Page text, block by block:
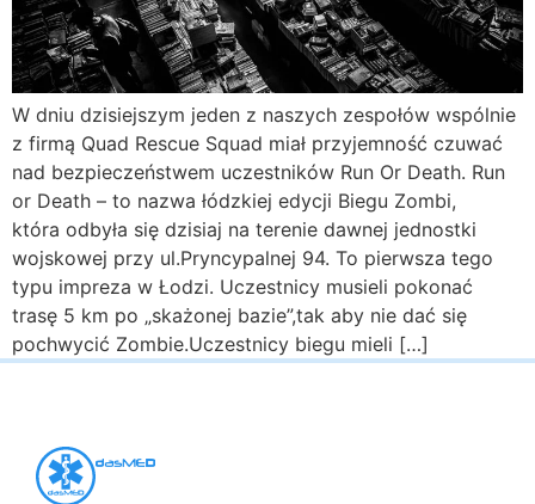
W dniu dzisiejszym jeden z naszych zespołów wspólnie
z firmą Quad Rescue Squad miał przyjemność czuwać
nad bezpieczeństwem uczestników Run Or Death. Run
or Death – to nazwa łódzkiej edycji Biegu Zombi,
która odbyła się dzisiaj na terenie dawnej jednostki
wojskowej przy ul.Pryncypalnej 94. To pierwsza tego
typu impreza w Łodzi. Uczestnicy musieli pokonać
trasę 5 km po „skażonej bazie”,tak aby nie dać się
pochwycić Zombie.Uczestnicy biegu mieli […]